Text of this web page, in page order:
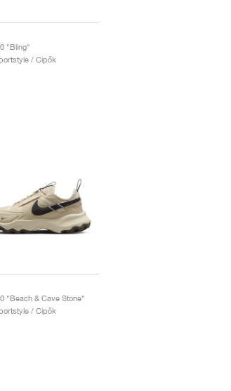
"Bling"
/ Cipők
"Beach & Cave Stone"
/ Cipők